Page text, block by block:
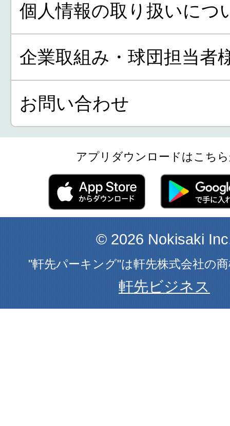
個人情報の取り扱いにつ
企業取組み・球団担当者
お問い合わせ
アプリダウンロードはこち
© 2026 Nokisaki
"軒先パーキング"は軒先株式会社の
軒先ビジネス